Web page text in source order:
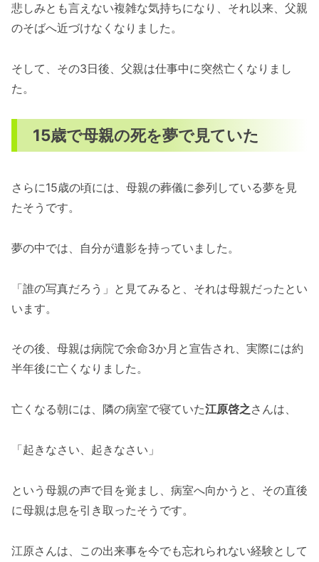
悲しみとも言えない複雑な気持ちになり、それ以来、父親
のそばへ近づけなくなりました。
そして、その3日後、父親は仕事中に突然亡くなりまし
た。
15歳で母親の死を夢で見ていた
さらに15歳の頃には、母親の葬儀に参列している夢を見
たそうです。
夢の中では、自分が遺影を持っていました。
「誰の写真だろう」と見てみると、それは母親だったとい
います。
その後、母親は病院で余命3か月と宣告され、実際には約
半年後に亡くなりました。
亡くなる朝には、隣の病室で寝ていた江原啓之さんは、
「起きなさい、起きなさい」
という母親の声で目を覚まし、病室へ向かうと、その直後
に母親は息を引き取ったそうです。
江原さんは、この出来事を今でも忘れられない経験として